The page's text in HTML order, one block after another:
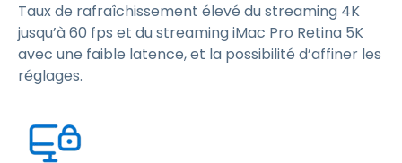
Taux de rafraîchissement élevé du streaming 4K
jusqu’à 60 fps et du streaming iMac Pro Retina 5K
avec une faible latence, et la possibilité d’affiner les
réglages.